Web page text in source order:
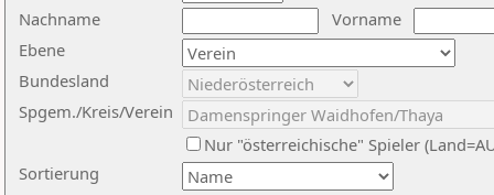
Nachname
Vorname
Ebene
Sortierung
Bundesland
Spgem./Kreis/Verein
Nur "österreichische" Spieler